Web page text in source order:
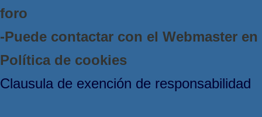
foro
-Puede contactar con el Webmaster
Política de cookies
Clausula de exención de responsabilidad